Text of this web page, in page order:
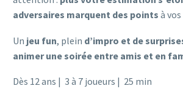
adversaires marquent des points à
Un jeu fun, plein d’impro et de
animer une soirée entre amis et en
Dès 12 ans | 3 à 7 joueurs | 25 min